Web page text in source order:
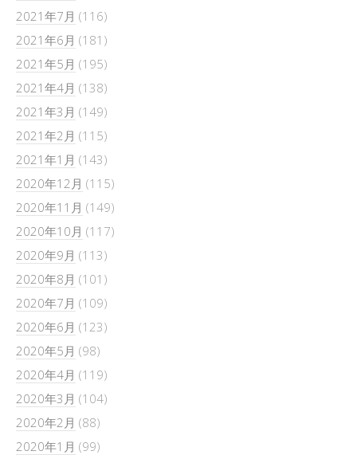
2021年7月 (116)
2021年6月 (181)
2021年5月 (195)
2021年4月 (138)
2021年3月 (149)
2021年2月 (115)
2021年1月 (143)
2020年12月 (115)
2020年11月 (149)
2020年10月 (117)
2020年9月 (113)
2020年8月 (101)
2020年7月 (109)
2020年6月 (123)
2020年5月 (98)
2020年4月 (119)
2020年3月 (104)
2020年2月 (88)
2020年1月 (99)